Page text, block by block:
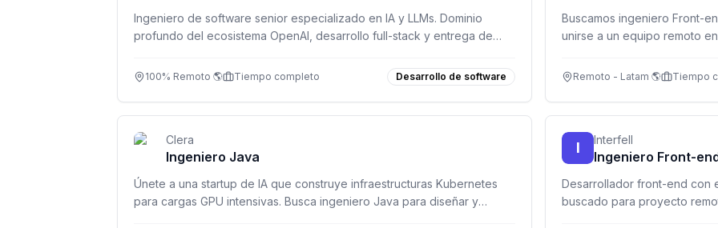
Ingeniero de software senior especializado en IA y LLMs. Dominio
profundo del ecosistema OpenAI, desarrollo full-stack y entrega de
100% Remoto 🌎 Tiempo completo Desarrollo de software
Buscamos ingeniero Front-
unirse a un equipo remoto
Remoto - Latam 🌎 Tiempo
Clera
Ingeniero Java
Únete a una startup de IA que construye infraestructuras Kubernetes
para cargas GPU intensivas. Busca ingeniero Java para diseñar y
I Interfell
Ingeniero Front-
Desarrollador front-end con
buscado para proyecto